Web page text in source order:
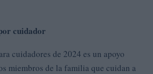
cuidador
cuidadores de 2024 es un apoyo
miembros de la familia que cuidan a